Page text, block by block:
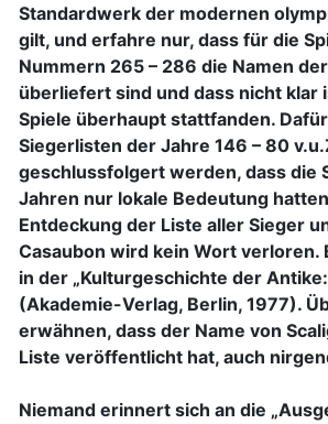
Standardwerk der modernen
gilt, und erfahre nur, dass für die
Nummern 265 – 286 die Namen
überliefert sind und dass nicht klar
Spiele überhaupt stattfanden.
Siegerlisten der Jahre 146 – 80
geschlussfolgert werden, dass die
Jahren nur lokale Bedeutung
Entdeckung der Liste aller Sieger
Casaubon wird kein Wort verloren.
in der „Kulturgeschichte der
(Akademie-Verlag, Berlin, 1977).
erwähnen, dass der Name von
Liste veröffentlicht hat, auch
Niemand erinnert sich an die